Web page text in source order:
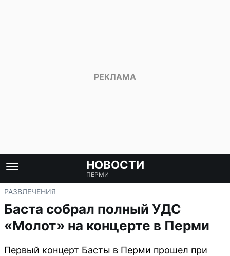
НОВОСТИ
ПЕРМИ
РАЗВЛЕЧЕНИЯ
Баста собрал полный УДС
«Молот» на концерте в Перми
Первый концерт Басты в Перми прошел при